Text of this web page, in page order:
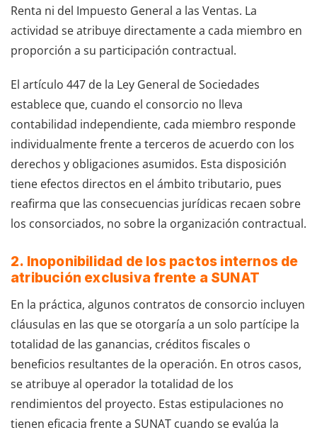
Renta ni del Impuesto General a las Ventas. La
actividad se atribuye directamente a cada miembro en
proporción a su participación contractual.
El artículo 447 de la Ley General de Sociedades
establece que, cuando el consorcio no lleva
contabilidad independiente, cada miembro responde
individualmente frente a terceros de acuerdo con los
derechos y obligaciones asumidos. Esta disposición
tiene efectos directos en el ámbito tributario, pues
reafirma que las consecuencias jurídicas recaen sobre
los consorciados, no sobre la organización contractual.
2. Inoponibilidad de los pactos internos de
atribución exclusiva frente a SUNAT
En la práctica, algunos contratos de consorcio incluyen
cláusulas en las que se otorgaría a un solo partícipe la
totalidad de las ganancias, créditos fiscales o
beneficios resultantes de la operación. En otros casos,
se atribuye al operador la totalidad de los
rendimientos del proyecto. Estas estipulaciones no
tienen eficacia frente a SUNAT cuando se evalúa la